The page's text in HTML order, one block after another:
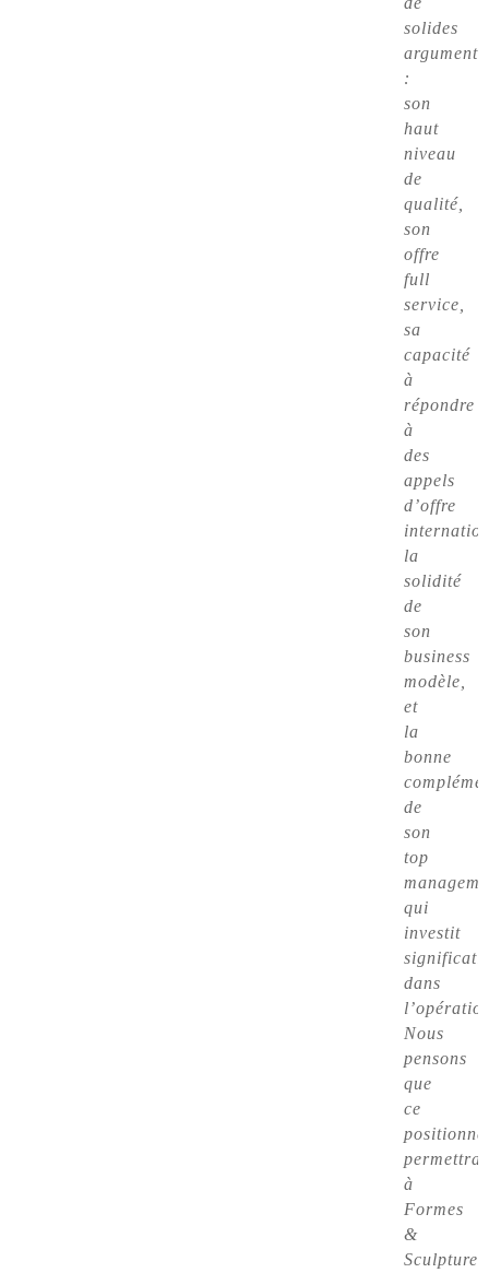
solides
arguments
:
son
haut
niveau
de
qualité,
son
offre
full
service,
sa
capacité
à
répondre
à
des
appels
d’offre
la
solidité
de
son
business
modèle,
et
la
bonne
de
son
top
qui
investit
dans
Nous
pensons
que
ce
permettra
à
Formes
&
Sculptures